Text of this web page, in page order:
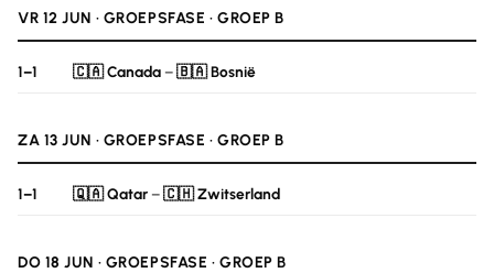
VR 12 JUN · GROEPSFASE · GROEP B
1–1 🇨🇦 Canada–🇧🇦 Bosnië
ZA 13 JUN · GROEPSFASE · GROEP B
1–1 🇶🇦 Qatar–🇨🇭 Zwitserland
DO 18 JUN · GROEPSFASE · GROEP B